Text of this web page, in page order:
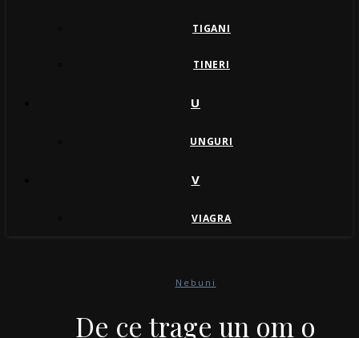
TIGANI
TINERI
U
UNGURI
V
VIAGRA
Nebuni
De ce trage un om o